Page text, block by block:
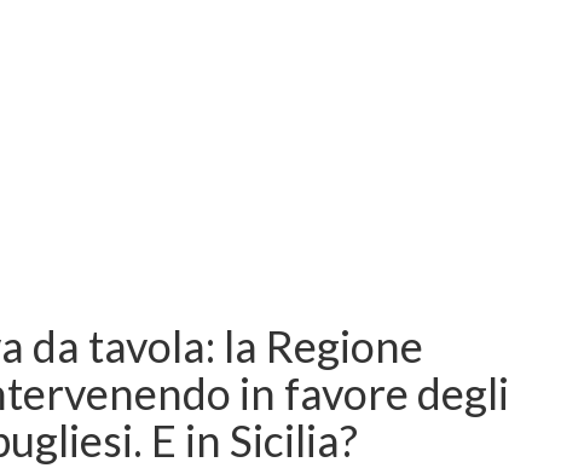
da tavola: la Regione
in favore degli
E in Sicilia?